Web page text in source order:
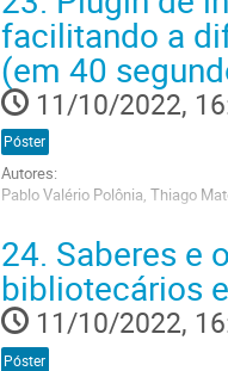
contribution
page
facilitando a
(em 40
11/10/2022,
Póster
Autores:
Pablo Valério Polônia, Thiago
to
contribution
page
24. Saberes e
bibliotecários
11/10/2022,
Póster